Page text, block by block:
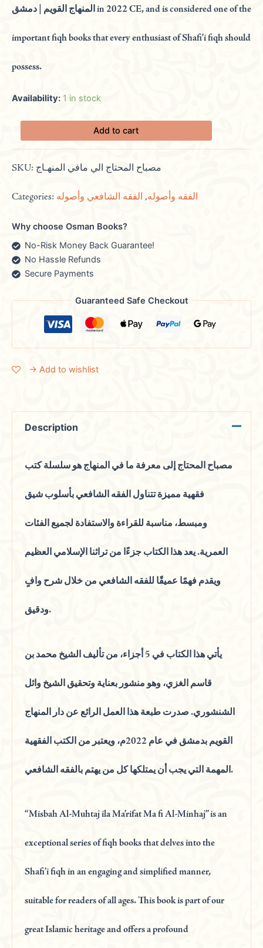
المنهاج القويم | دمشق in 2022 CE, and is considered one of the
important fiqh books that every enthusiast of Shafi’i fiqh should
possess.
Availability: 1 in stock
Add to cart
SKU: مصباح المحتاج الي مافي المنهـاج
Categories: الفقه وأصوله, الفقه الشافعي وأصوله
Why choose Osman Books?
No-Risk Money Back Guarantee!
No Hassle Refunds
Secure Payments
Guaranteed Safe Checkout
→ Add to wishlist
Description
مصباح المحتاج إلى معرفة ما في المنهاج هو سلسلة كتب
فقهية مميزة تتناول الفقه الشافعي بأسلوب شيق
ومبسط، مناسبة للقراءة والاستفادة لجميع الفئات
العمرية. يعد هذا الكتاب جزءًا من تراثنا الإسلامي العظيم
ويقدم فهمًا عميقًا للفقه الشافعي من خلال شرح وافٍ
ودقيق.
يأتي هذا الكتاب في 5 أجزاء، من تأليف الشيخ محمد بن
قاسم الغزي، وهو منشور بعناية وتحقيق الشيخ وائل
الشنشوري. صدرت طبعة هذا العمل الرائع عن دار المنهاج
القويم بدمشق في عام 2022م، ويعتبر من الكتب الفقهية
المهمة التي يجب أن يمتلكها كل من يهتم بالفقه الشافعي.
“Misbah Al-Muhtaj ila Ma’rifat Ma fi Al-Minhaj” is an
exceptional series of fiqh books that delves into the
Shafi’i fiqh in an engaging and simplified manner,
suitable for readers of all ages. This book is part of our
great Islamic heritage and offers a profound